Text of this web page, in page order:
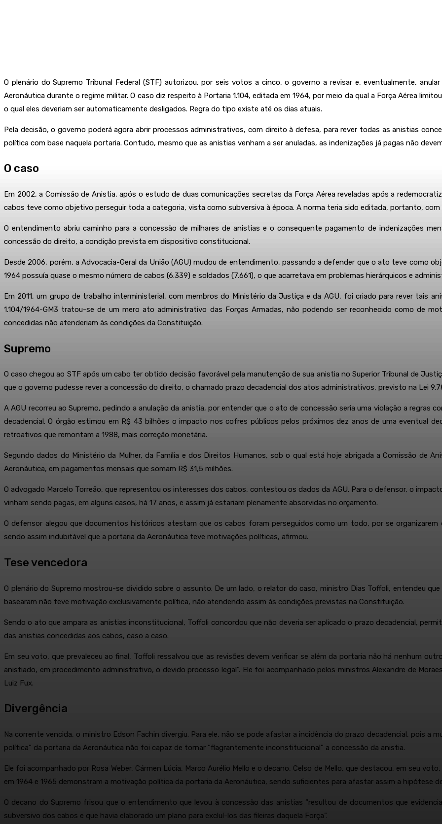
O plenário do Supremo Tribunal Federal (STF) autorizou, por seis votos a cinco, o governo a revisar e, eventualmente,
Aeronáutica durante o regime militar. O caso diz respeito à Portaria 1.104, editada em 1964, por meio da qual a Força Aérea
o qual eles deveriam ser automaticamente desligados. Regra do tipo existe até os dias atuais.
Pela decisão, o governo poderá agora abrir processos administrativos, com direito à defesa, para rever todas as anistias
política com base naquela portaria. Contudo, mesmo que as anistias venham a ser anuladas, as indenizações já pagas não
O caso
Em 2002, a Comissão de Anistia, após o estudo de duas comunicações secretas da Força Aérea reveladas após a
cabos teve como objetivo perseguir toda a categoria, vista como subversiva à época. A norma teria sido editada, portanto,
O entendimento abriu caminho para a concessão de milhares de anistias e o consequente pagamento de indenizações
concessão do direito, a condição prevista em dispositivo constitucional.
Desde 2006, porém, a Advocacia-Geral da União (AGU) mudou de entendimento, passando a defender que o ato teve como
1964 possuía quase o mesmo número de cabos (6.339) e soldados (7.661), o que acarretava em problemas hierárquicos e
Em 2011, um grupo de trabalho interministerial, com membros do Ministério da Justiça e da AGU, foi criado para rever tais
1.104/1964-GM3 tratou-se de um mero ato administrativo das Forças Armadas, não podendo ser reconhecido como de
concedidas não atenderiam às condições da Constituição.
Supremo
O caso chegou ao STF após um cabo ter obtido decisão favorável pela manutenção de sua anistia no Superior Tribunal de
que o governo pudesse rever a concessão do direito, o chamado prazo decadencial dos atos administrativos, previsto na Lei
A AGU recorreu ao Supremo, pedindo a anulação da anistia, por entender que o ato de concessão seria uma violação a regras
decadencial. O órgão estimou em R$ 43 bilhões o impacto nos cofres públicos pelos próximos dez anos de uma eventual
retroativos que remontam a 1988, mais correção monetária.
Segundo dados do Ministério da Mulher, da Família e dos Direitos Humanos, sob o qual está hoje abrigada a Comissão de
Aeronáutica, em pagamentos mensais que somam R$ 31,5 milhões.
O advogado Marcelo Torreão, que representou os interesses dos cabos, contestou os dados da AGU. Para o defensor, o
vinham sendo pagas, em alguns casos, há 17 anos, e assim já estariam plenamente absorvidas no orçamento.
O defensor alegou que documentos históricos atestam que os cabos foram perseguidos como um todo, por se organizarem
sendo assim indubitável que a portaria da Aeronáutica teve motivações políticas, afirmou.
Tese vencedora
O plenário do Supremo mostrou-se dividido sobre o assunto. De um lado, o relator do caso, ministro Dias Toffoli, entendeu
basearam não teve motivação exclusivamente política, não atendendo assim às condições previstas na Constituição.
Sendo o ato que ampara as anistias inconstitucional, Toffoli concordou que não deveria ser aplicado o prazo decadencial,
das anistias concedidas aos cabos, caso a caso.
Em seu voto, que prevaleceu ao final, Toffoli ressalvou que as revisões devem verificar se além da portaria não há nenhum
anistiado, em procedimento administrativo, o devido processo legal”. Ele foi acompanhado pelos ministros Alexandre de
Luiz Fux.
Divergência
Na corrente vencida, o ministro Edson Fachin divergiu. Para ele, não se pode afastar a incidência do prazo decadencial, pois a
política” da portaria da Aeronáutica não foi capaz de tornar “flagrantemente inconstitucional” a concessão da anistia.
Ele foi acompanhado por Rosa Weber, Cármen Lúcia, Marco Aurélio Mello e o decano, Celso de Mello, que destacou, em seu
em 1964 e 1965 demonstram a motivação política da portaria da Aeronáutica, sendo suficientes para afastar assim a hipótese
O decano do Supremo frisou que o entendimento que levou à concessão das anistias “resultou de documentos que
subversivo dos cabos e que havia elaborado um plano para excluí-los das fileiras daquela Força”.